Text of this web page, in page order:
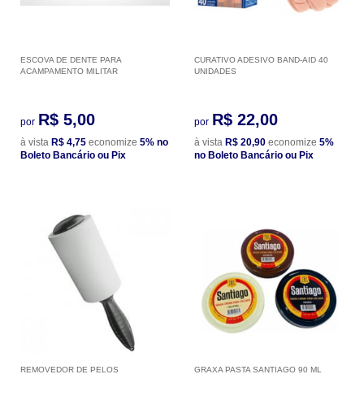
ESCOVA DE DENTE PARA
ACAMPAMENTO MILITAR
por R$ 5,00
à vista R$ 4,75 economize 5% no
Boleto Bancário ou Pix
CURATIVO ADESIVO BAND-AID 40
UNIDADES
por R$ 22,00
à vista R$ 20,90 economize 5%
no Boleto Bancário ou Pix
REMOVEDOR DE PELOS GRAXA PASTA SANTIAGO 90 ML